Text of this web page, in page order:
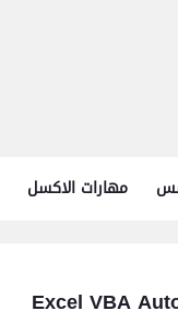
مهارات الاكسل